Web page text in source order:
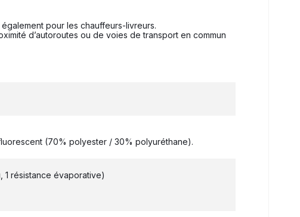
pour les chauffeurs-livreurs.
d’autoroutes ou de voies de transport en commun
(70% polyester / 30% polyuréthane).
1 résistance évaporative)